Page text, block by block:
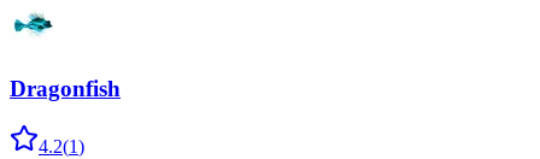
Dragonfish
4.2(1)